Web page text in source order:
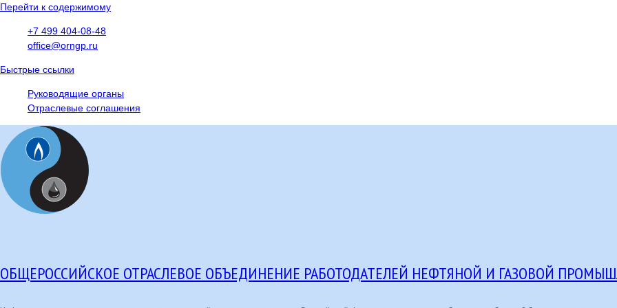
Перейти к содержимому
+7 499 404-08-48
office@orngp.ru
Быстрые ссылки
Руководящие органы
Отраслевые соглашения
ОБЩЕРОССИЙСКОЕ ОТРАСЛЕВОЕ ОБЪЕДИНЕНИЕ РАБОТОДАТЕЛЕЙ НЕФТЯНОЙ И ГАЗОВОЙ